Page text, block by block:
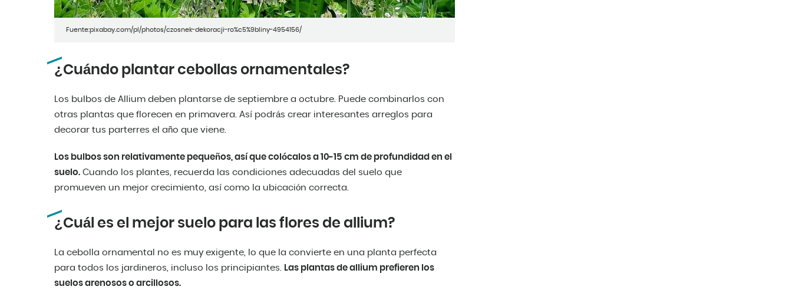
Fuente:pixabay.com/pl/photos/czosnek-dekoracji-ro%c5%9bliny-4954156/
¿Cuándo plantar cebollas ornamentales?
Los bulbos de Allium deben plantarse de septiembre a octubre. Puede combinarlos con
otras plantas que florecen en primavera. Así podrás crear interesantes arreglos para
decorar tus parterres el año que viene.
Los bulbos son relativamente pequeños, así que colócalos a 10-15 cm de profundidad en el
suelo. Cuando los plantes, recuerda las condiciones adecuadas del suelo que
promueven un mejor crecimiento, así como la ubicación correcta.
¿Cuál es el mejor suelo para las flores de allium?
La cebolla ornamental no es muy exigente, lo que la convierte en una planta perfecta
para todos los jardineros, incluso los principiantes. Las plantas de allium prefieren los
suelos arenosos o arcillosos.